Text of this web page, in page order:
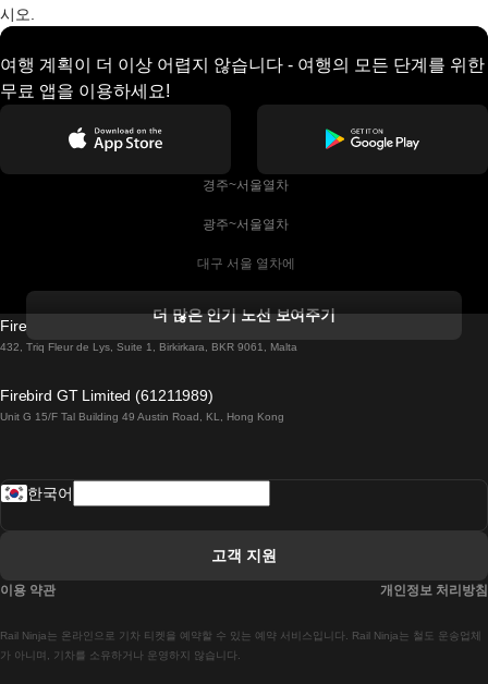
시오.
여행 계획이 더 이상 어렵지 않습니다 - 여행의 모든 단계를 위한
무료 앱을 이용하세요!
경주~서울열차
광주~서울열차
대구 서울 열차에
더블린에서 골웨이 열차
로마에서 나폴리 열차
마드리드-리스본 열차
더 많은 인기 노선 보여주기
Firebird GT Limited (OC 1451)
432, Triq Fleur de Lys, Suite 1, Birkirkara, BKR 9061, Malta
Firebird GT Limited (61211989)
Unit G 15/F Tal Building 49 Austin Road, KL, Hong Kong
Rail Ninja는 온라인으로 기차 티켓을 예약할 수 있는 예약 서비스입니다. Rail Ninja는 철도 운송업체
가 아니며, 기차를 소유하거나 운영하지 않습니다.
한국어
고객 지원
이용 약관 개인정보 처리방침